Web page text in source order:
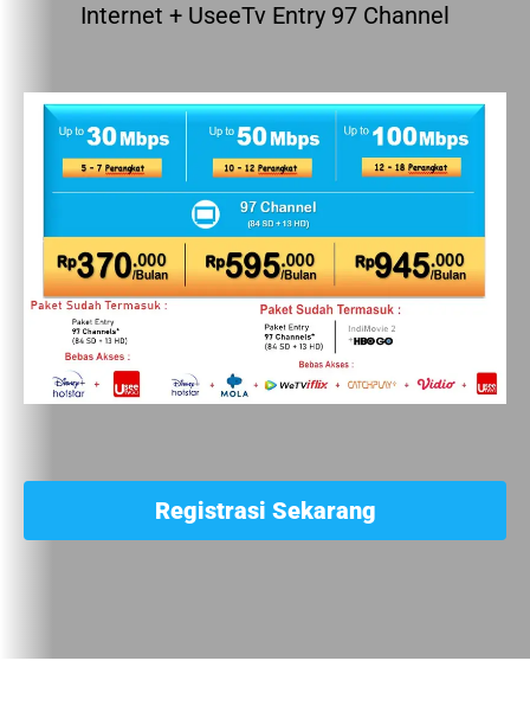
Internet + UseeTv Entry 97 Channel
Registrasi Sekarang